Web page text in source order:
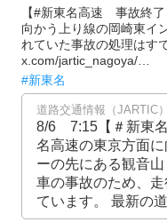
【#新東名高速 事故終
向かう上り線の岡崎東イ
れていた事故の処理はす
x.com/jartic_nagoya/…
#新東名
道路交通情報（JARTIC
8/6 7:15【＃新東
名高速の東京方面
ーの先にある観音
車の事故のため、
ています。 最新の